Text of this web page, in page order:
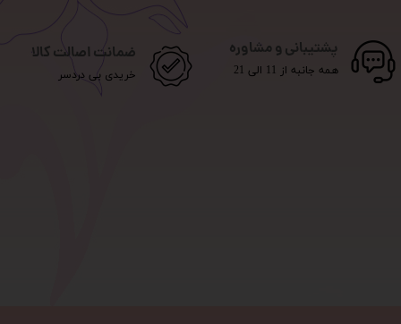
پشتیبانی و مشاوره
همه جانبه از 11 الی 21
ضمانت اصالت کالا
خریدی بی دردسر